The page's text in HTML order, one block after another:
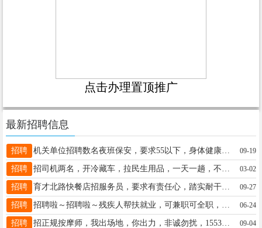
点击办理置顶推广
最新招聘信息
招聘 机关单位招聘数名夜班保安，要求55以下，身体健康 有意者联系：张经理17331482586 09-19
招聘 03-02
招聘 育才北路快餐店招服务员，要求有责任心，踏实耐干， 工作轻松 有意面谈，15369932273 09-27
招聘 06-24
招聘 招正规按摩师，我出场地，你出力，非诚勿扰，15531961052 09-04